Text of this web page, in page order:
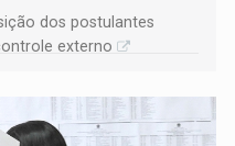
dos postulantes
externo